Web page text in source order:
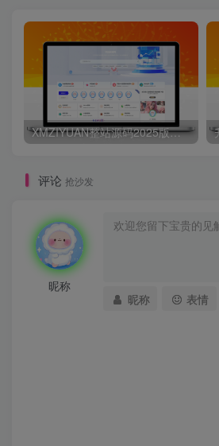
XMZIYUAN整站源码2025版带16000+整站资源
评论 抢沙发
昵称
昵称 表情